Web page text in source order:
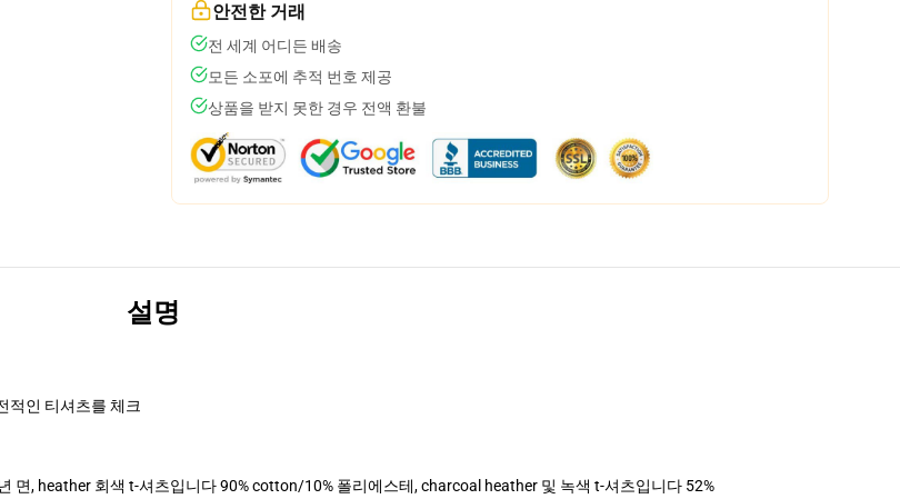
안전한 거래
전 세계 어디든 배송
모든 소포에 추적 번호 제공
상품을 받지 못한 경우 전액 환불
설명
적인 티셔츠를 체크
면, heather 회색 t-셔츠입니다 90% cotton/10% 폴리에스테, charcoal heather 및 녹색 t-셔츠입니다 52%